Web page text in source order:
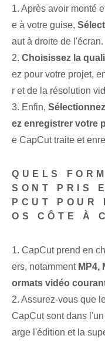
1. Après avoir monté
e à votre guise,
aut à droite de l'écran.
2. Choisissez la
ez pour votre⁤ projet⁣,
r et de la résolution
3.⁣ Enfin, ⁤
ez enregistrer votre
e CapCut traite et
QUELS
SONT PRIS
PCUT POUR
OS CÔTE À
1. CapCut prend en
ers, notamment MP4,
ormats vidéo
2. Assurez-vous que
CapCut sont dans
arge l'édition et la